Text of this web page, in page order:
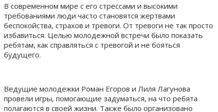
В современном мире с его стрессами и высокими
требованиями люди часто становятся жертвами
беспокойства, страхов и тревоги. От тревоги не так просто
избавиться. Целью молодежной встречи было показать
ребятам, как справляться с тревогой и не бояться
будущего.
Ведущие молодежки Роман Егоров и Лиля Лагунова
провели игры, помогающие задуматься, на что ребята
полагаются в своей жизни. Также было организовано